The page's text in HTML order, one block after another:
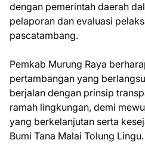
dengan pemerintah daerah
pelaporan dan evaluasi
pascatambang.
Pemkab Murung Raya
pertambangan yang
berjalan dengan prinsip
ramah lingkungan, demi
yang berkelanjutan serta
Bumi Tana Malai Tolung Lingu.